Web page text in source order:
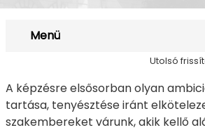
Menü
Utolsó
A képzésre elsősorban olyan
tartása, tenyésztése iránt
szakembereket várunk, akik kellő